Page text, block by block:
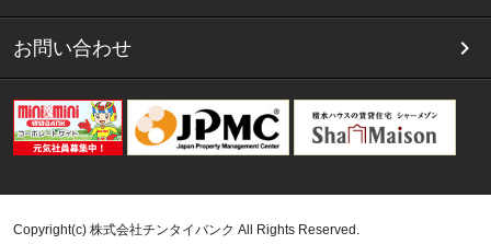
お問い合わせ
Copyright(c) 株式会社チンタイバンク All Rights Reserved.